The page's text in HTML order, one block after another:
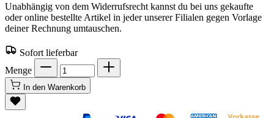
Unabhängig von dem Widerrufsrecht kannst du bei uns gekaufte
oder online bestellte Artikel in jeder unserer Filialen gegen Vorlage
deiner Rechnung umtauschen.
Sofort lieferbar
Menge
In den Warenkorb